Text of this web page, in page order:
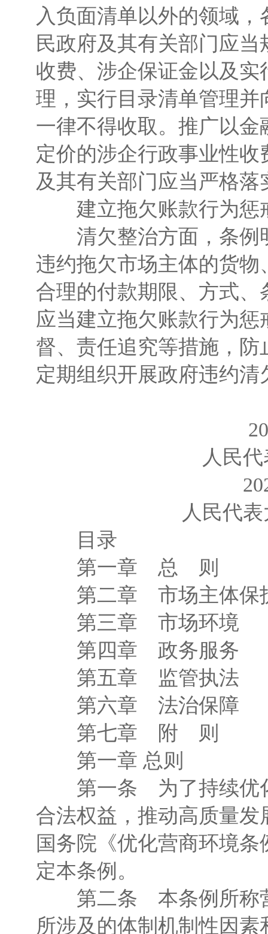
入负面清单以外的领域
民政府及其有关部门应
收费、涉企保证金以及
理，实行目录清单管理
一律不得收取。推广以
定价的涉企行政事业性
及其有关部门应当严格
建立拖欠账款行为惩
清欠整治方面，条例
违约拖欠市场主体的货
合理的付款期限、方式
应当建立拖欠账款行为
督、责任追究等措施，
定期组织开展政府违约
人民代表
2020
人民代表大
目录
第一章 总 则
第二章 市场主体保
第三章 市场环境
第四章 政务服务
第五章 监管执法
第六章 法治保障
第七章 附 则
第一章 总则
第一条 为了持续优化
合法权益，推动高质量
国务院《优化营商环境
定本条例。
第二条 本条例所称营
所涉及的体制机制性因素